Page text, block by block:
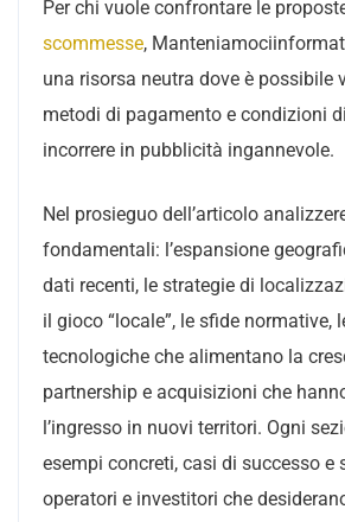
Per chi vuole confrontare le
scommesse,
una risorsa neutra dove è possibile
metodi di pagamento e condizioni
incorrere in pubblicità ingannevole.
Nel prosieguo dell’articolo
fondamentali: l’espansione
dati recenti, le strategie di
il gioco “locale”, le sfide normative,
tecnologiche che alimentano la
partnership e acquisizioni che
l’ingresso in nuovi territori. Ogni
esempi concreti, casi di successo e
operatori e investitori che